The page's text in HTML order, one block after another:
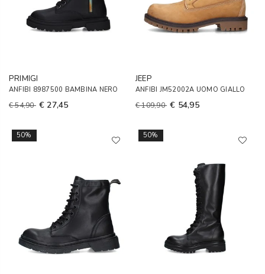
PRIMIGI
ANFIBI 8987500 BAMBINA NERO
€ 54,90 € 27,45
JEEP
ANFIBI JM52002A UOMO GIALLO
€ 109,90 € 54,95
50% 50%